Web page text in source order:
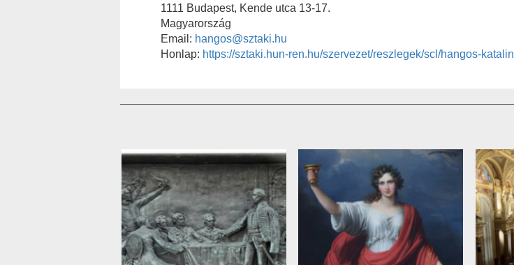
1111 Budapest, Kende utca 13-17.
Magyarország
Email: hangos@sztaki.hu
Honlap: https://sztaki.hun-ren.hu/szervezet/reszlegek/scl/hangos-katalin